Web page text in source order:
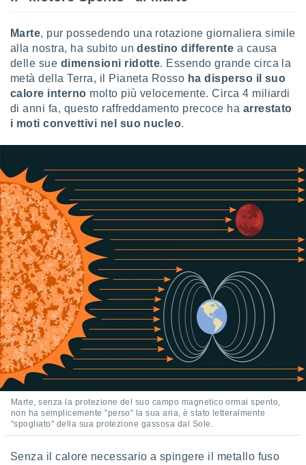
cookie
sito
il
su
e/o
dati
la
della
creare
la
profili
per
profili
Marte, pur possedendo una rotazione giornaliera simile
alla nostra, ha subito undestino differente a causa
delle sue dimensioni ridotte. Essendo grande circa la
metà della Terra, il Pianeta Rosso ha disperso il suo
calore interno molto più velocemente. Circa 4 miliardi
di anni fa, questo raffreddamento precoce ha arrestato
i moti convettivi nel suo nucleo.
Marte, senza la protezione del suo campo magnetico ormai spento,
non ha semplicemente "perso" la sua aria, è stato letteralmente
"spogliato" della sua protezione gassosa dal Sole.
Senza il calore necessario a spingere il metallo fuso